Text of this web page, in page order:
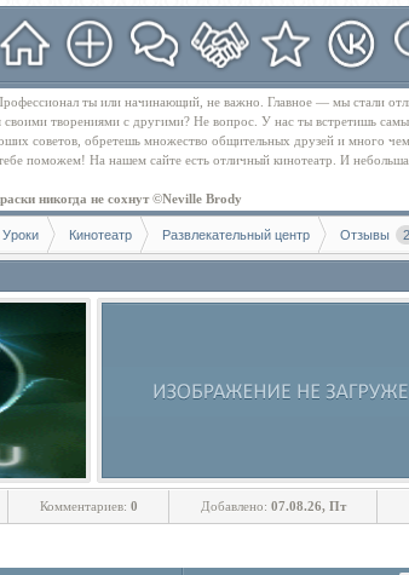
ты или начинающий, не важно. Главное — мы стали
творениями с другими? Не вопрос. У нас ты встретишь
советов, обретешь множество общительных друзей и много
поможем! На нашем сайте есть отличный кинотеатр. И
никогда не сохнут ©Neville Brody
Уроки Кинотеатр Развлекательный центр Отзывы 2
Комментариев: 0 Добавлено: 07.08.26, Пт